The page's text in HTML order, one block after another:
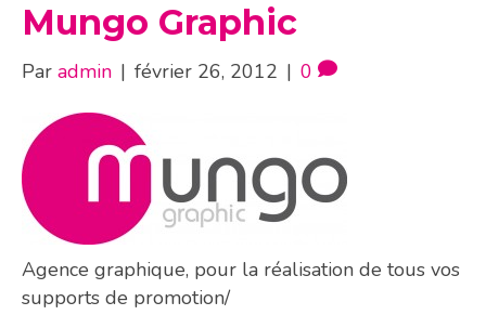
Mungo Graphic
Par admin | février 26, 2012 | 0
Agence graphique, pour la réalisation de tous vos
supports de promotion/